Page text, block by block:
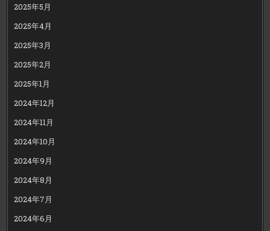
2025年5月
2025年4月
2025年3月
2025年2月
2025年1月
2024年12月
2024年11月
2024年10月
2024年9月
2024年8月
2024年7月
2024年6月